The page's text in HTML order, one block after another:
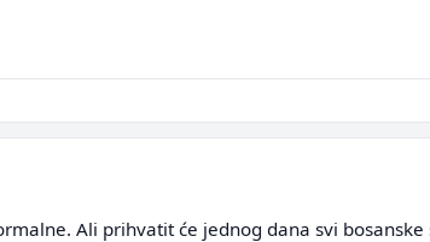
Ali prihvatit će jednog dana svi